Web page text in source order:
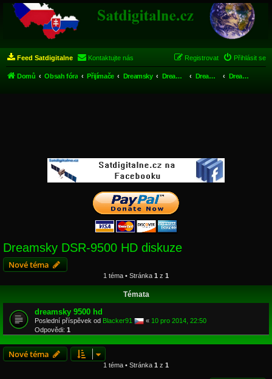
Feed Satdigitalne Kontaktujte nás Přihlásit se
Registrovat
Domů Obsah fóra Přijímače Dreamsky Dreamsky HD Dreamsky DSR-9500 HD Dreamsky DSR-9500 HD diskuze
Dreamsky DSR-9500 HD diskuze
Nové téma
1 téma • Stránka 1 z 1
Témata
dreamsky 9500 hd
Poslední příspěvek od Blacker91 « 10 pro 2014, 22:50
Odpovědi: 1
Nové téma
1 téma • Stránka 1 z 1